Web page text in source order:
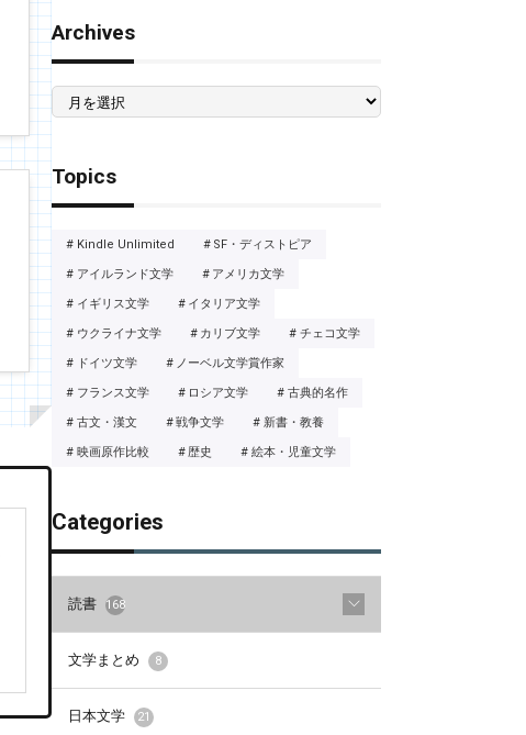
Archives
Archives
Topics
Kindle Unlimited SF・ディストピア
アイルランド文学 アメリカ文学
イギリス文学 イタリア文学
ウクライナ文学 カリブ文学 チェコ文学
ドイツ文学 ノーベル文学賞作家
フランス文学 ロシア文学 古典的名作
古文・漢文 戦争文学 新書・教養
映画原作比較 歴史 絵本・児童文学
Categories
読書 168
文学まとめ 8
日本文学 21